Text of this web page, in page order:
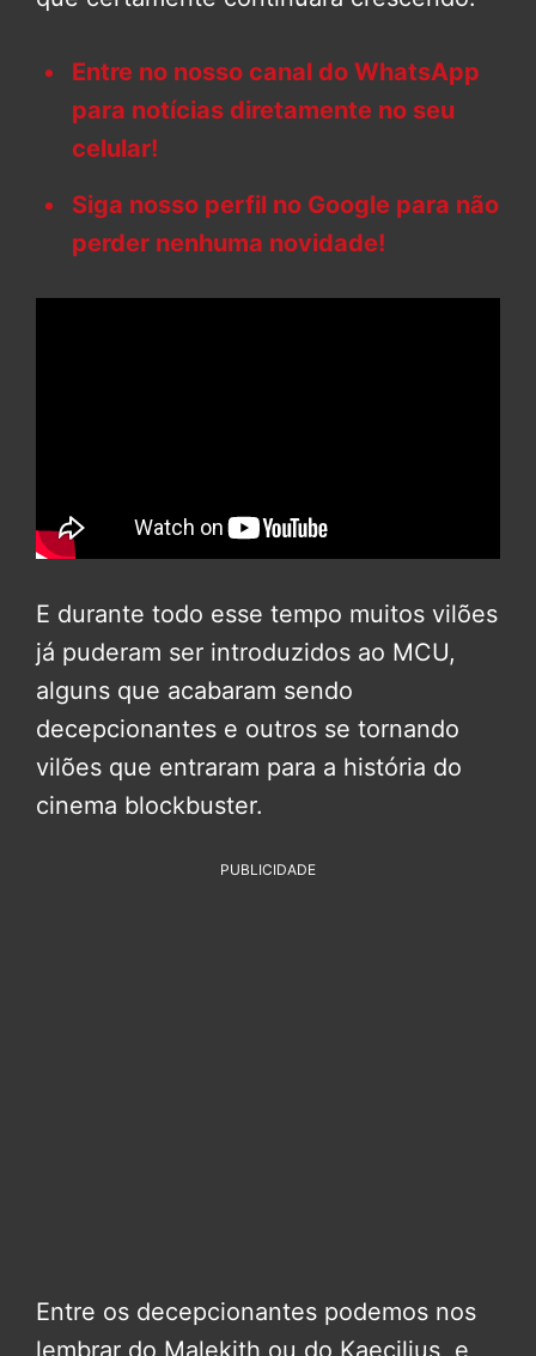
Entre no nosso canal do WhatsApp
para notícias diretamente no seu
celular!
Siga nosso perfil no Google para não
perder nenhuma novidade!
E durante todo esse tempo muitos vilões
já puderam ser introduzidos ao MCU,
alguns que acabaram sendo
decepcionantes e outros se tornando
vilões que entraram para a história do
cinema blockbuster.
PUBLICIDADE
Entre os decepcionantes podemos nos
lembrar do Malekith ou do Kaecilius, e